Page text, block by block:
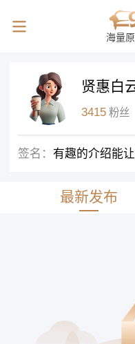
海量
贤惠白
3415 粉丝
签名： 有趣的介绍能
最新发布